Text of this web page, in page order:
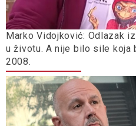
Marko Vidojković: Odlazak
u životu. A nije bilo sile koja
2008.